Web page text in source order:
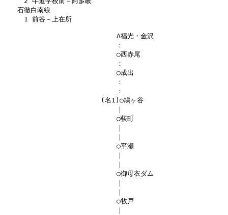
石徹白南線
1 前谷－上在所
Λ福光・金沢
：
○西赤尾
：
○成出
：
：
(名1)○鳩ヶ谷
｜
○荻町
｜
｜
○平瀬
｜
｜
○御母衣ダム
｜
｜
○牧戸
｜